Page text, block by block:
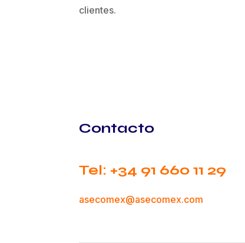
clientes.
Contacto
Tel: +34 91 660 11 29
asecomex@asecomex.com